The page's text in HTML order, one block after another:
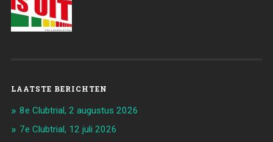
LAATSTE BERICHTEN
8e Clubtrial, 2 augustus 2026
7e Clubtrial, 12 juli 2026